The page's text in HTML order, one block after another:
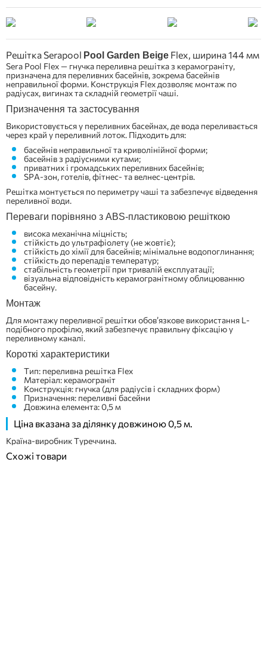
Решітка Serapool Pool Garden Beige Flex, ширина 144 мм
Sera Pool Flex — гнучка переливна решітка з керамограніту,
призначена для переливних басейнів, зокрема басейнів
неправильної форми. Конструкція Flex дозволяє монтаж по
радіусах, вигинах та складній геометрії чаші.
Призначення та застосування
Використовується у переливних басейнах, де вода переливається
через край у переливний лоток. Підходить для:
басейнів неправильної та криволінійної форми;
басейнів з радіусними кутами;
приватних і громадських переливних басейнів;
SPA-зон, готелів, фітнес- та велнес-центрів.
Решітка монтується по периметру чаші та забезпечує відведення
переливної води.
Переваги порівняно з ABS-пластиковою решіткою
висока механічна міцність;
стійкість до ультрафіолету (не жовтіє);
стійкість до хімії для басейнів; мінімальне водопоглинання;
стійкість до перепадів температур;
стабільність геометрії при тривалій експлуатації;
візуальна відповідність керамогранітному облицюванню
басейну.
Монтаж
Для монтажу переливної решітки обов’язкове використання L-
подібного профілю, який забезпечує правильну фіксацію у
переливному каналі.
Короткі характеристики
Тип: переливна решітка Flex
Матеріал: керамограніт
Конструкція: гнучка (для радіусів і складних форм)
Призначення: переливні басейни
Довжина елемента: 0,5 м
Ціна вказана за ділянку довжиною 0,5 м.
Країна-виробник Туреччина.
Схожі товари